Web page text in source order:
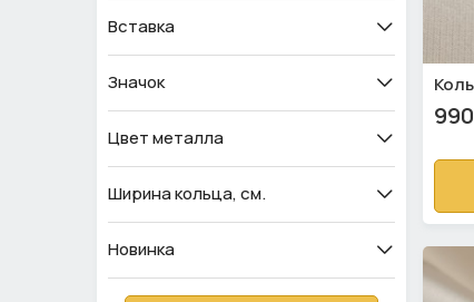
Вставка
Значок
Цвет металла
Ширина кольца, см.
Новинка